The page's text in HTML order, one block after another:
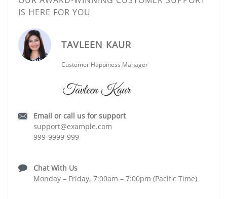
IS HERE FOR YOU
TAVLEEN KAUR
Customer Happiness Manager
Email or call us for support
support@example.com
999-9999-999
Chat With Us
Monday – Friday, 7:00am – 7:00pm (Pacific Time)